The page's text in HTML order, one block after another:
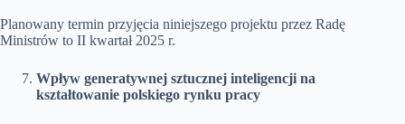
Planowany termin przyjęcia niniejszego projektu przez Radę
Ministrów to II kwartał 2025 r.
Wpływ generatywnej sztucznej inteligencji na
kształtowanie polskiego rynku pracy